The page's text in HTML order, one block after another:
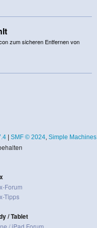
zum sicheren Entfernen von
| SMF © 2024, Simple Machines
Forum
Tipps
/ Tablet
/ iPad Forum